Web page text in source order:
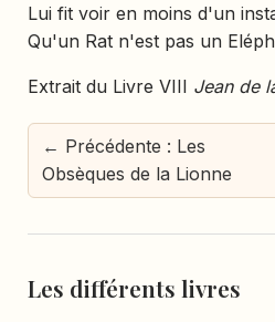
Lui fit voir en moins d'un
Qu'un Rat n'est pas un
Extrait du Livre VIII Jean de
← Précédente : Les
Obsèques de la Lionne
Les différents livres